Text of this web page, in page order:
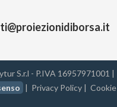
S.r.l - P.IVA 16957971001 |
| Privacy Policy | Cookie